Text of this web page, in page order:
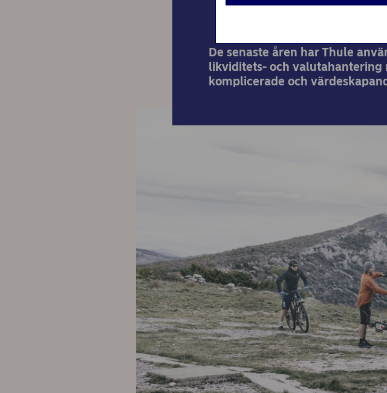
De senaste åren har Thule
likviditets- och valutahantering
komplicerade och